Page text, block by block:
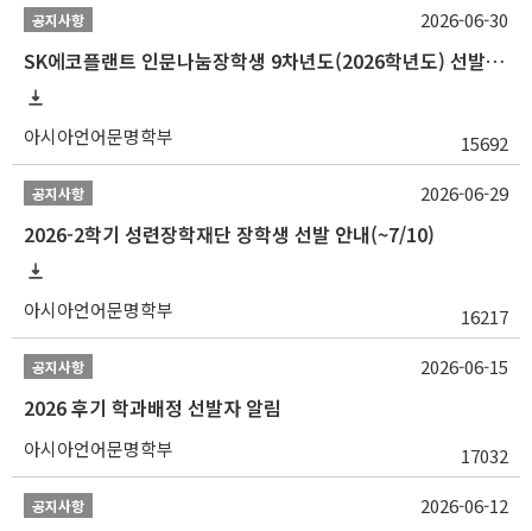
공지사항
SK에코플랜트 인문나눔장학생 9차년도(2026학년도) 선발 안내(~7/20)
아시아언어문명학부 15692
2026-06-30
공지사항
2026-2학기 성련장학재단 장학생 선발 안내(~7/10)
아시아언어문명학부 16217
2026-06-29
공지사항
2026 후기 학과배정 선발자 알림
아시아언어문명학부 17032
2026-06-15
공지사항 2026-06-12